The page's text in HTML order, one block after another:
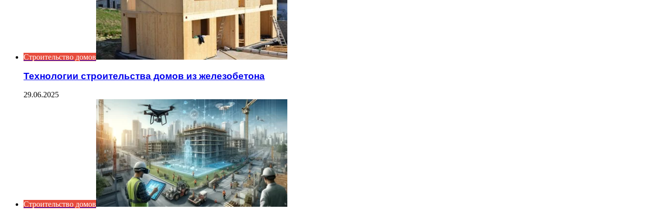
Строительство домов
Технологии строительства домов из железобетона
29.06.2025
Строительство домов